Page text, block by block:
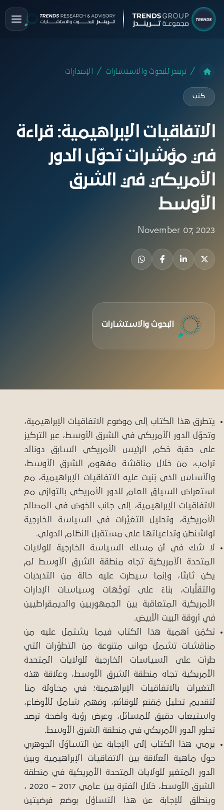
تريندز للبحوث والاستشارات الإصدارات
كتب
الاتفاقيات الإبراهيمية: قراءة
في مؤشرات تحوّل الدور
الأمريكي في الشرق
الأوسط
November 07, 2023
البحوث والاستشارات
يتطرق هذا الكتاب إلى موضوع الاتفاقيات الإبراهيمية،
وتحوّل الدور الأمريكي في الشرق الأوسط، عبر التركيز
على حقبة حُكم الرئيس الأمريكي السابق دونالد
ترامب، من خلال مناقشة مفهوم الشرق الأوسط،
والأساس الذي بُنيت عليه الاتفاقيات الإبراهيمية، مع
استعراض السياق العام للدور الأمريكي بالتوازي مع
الاتفاقيات الإبراهيمية، إلى جانب الخوض في المصالح
الأمريكية، وتحليل التغيُّرات في السياسة الخارجية
لواشنطن وتداعياتها على مستقبل النظام الدولي.
لا شك في أن مسلك السياسة الخارجية للولايات
المتحدة الأمريكية تجاه منطقة الشرق الأوسط لم
يكن ثابتًا، وإنما سيطرت عليه حالة من التذبذبات
والتقلُّبات، بناءً على توجُّهات وسياسات الإدارات
الأمريكية المتعاقبة بين الجمهوريين والديمقراطيين
في أروقة البيت الأبيض.
تكمُن أهمية هذا الكتاب فيما يشتمل عليه من
مناقشات تشمل جوانب متنوعة من التطوّرات التي
طرأت على السياسات الخارجية للولايات المتحدة
الأمريكية تجاه منطقة الشرق الأوسط، وعلاقة هذه
التغيرات بالاتفاقيات الإبراهيمية؛ في محاولة منا
لتقديم تحليل مُقنع للوقائع، وفهم شامل للأوضاع،
واستيعاب دقيق للمسائل، وعرض رؤية واضحة ترصد
تطور الدور الأمريكي في منطقة الشرق الأوسط.
يرمي هذا الكتاب إلى الإجابة عن التساؤل الجوهري
حول ماهية العلاقة بين الاتفاقيات الإبراهيمية وبين
الدور المتغير للولايات المتحدة الأمريكية في منطقة
الشرق الأوسط، خلال الفترة بين عامي 2017 – 2020 ،
وينطلق للإجابة عن هذا التساؤل بوضع فرضيتين